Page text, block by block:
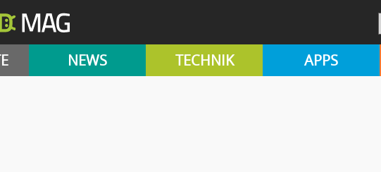
NEWS TECHNIK APPS